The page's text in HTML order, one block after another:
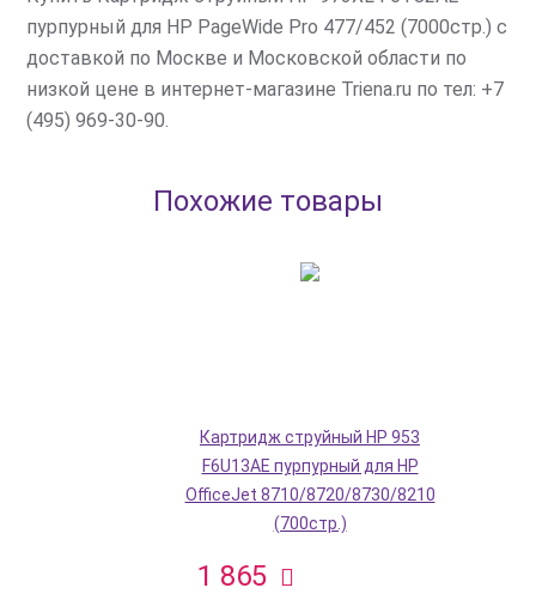
пурпурный для HP PageWide Pro 477/452 (7000стр.) с
доставкой по Москве и Московской области по
низкой цене в интернет-магазине Triena.ru по тел: +7
(495) 969-30-90.
Похожие товары
Картридж струйный HP 953
F6U13AE пурпурный для HP
OfficeJet 8710/8720/8730/8210
(700стр.)
1 865